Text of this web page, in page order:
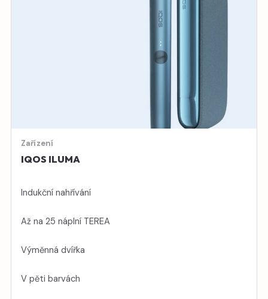
Zařízení
IQOS ILUMA
Indukční nahřívání
Až na 25 náplní TEREA
Výměnná dvířka
V pěti barvách